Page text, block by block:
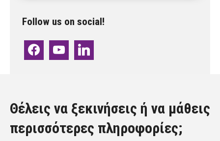
Follow us on social!
facebook youtube linkedin
Θέλεις να ξεκινήσεις ή να μάθεις
περισσότερες πληροφορίες;